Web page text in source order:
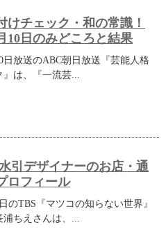
けチェック・和の常識！
10日のみどころと結果
日放送のABC朝日放送『芸能人格
』は、『一流芸...
引デザイナーのお店・通
ロフィール
のTBS『マツコの知らない世界』
浦ちえさんは、...